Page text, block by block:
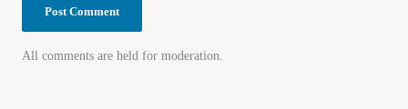
All comments are held for moderation.